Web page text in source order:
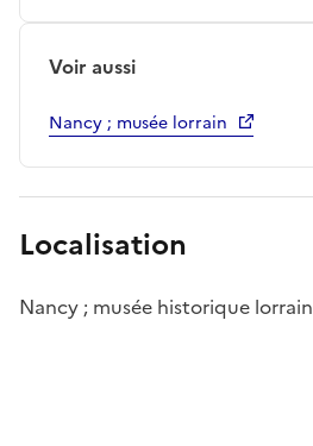
Voir aussi
Nancy ; musée lorrain
Localisation
Nancy ; musée historique lorrain